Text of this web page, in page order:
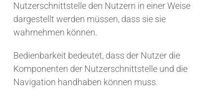
Nutzerschnittstelle den Nutzern in einer Weise
dargestellt werden müssen, dass sie sie
wahrnehmen können.
Bedienbarkeit bedeutet, dass der Nutzer die
Komponenten der Nutzerschnittstelle und die
Navigation handhaben können muss.